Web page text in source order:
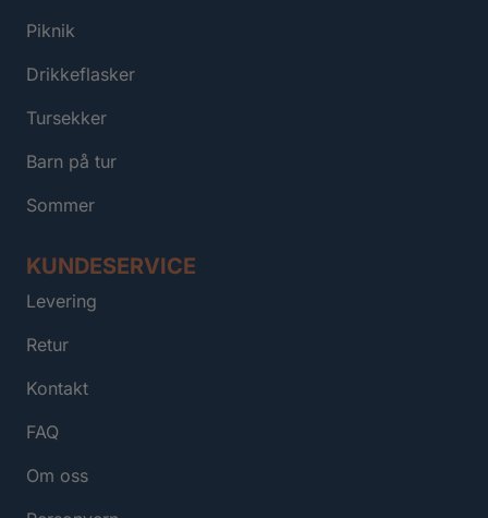
Piknik
Drikkeflasker
Tursekker
Barn på tur
Sommer
KUNDESERVICE
Levering
Retur
Kontakt
FAQ
Om oss